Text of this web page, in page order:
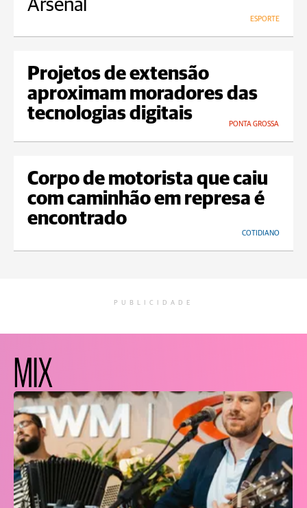
Arsenal
ESPORTE
Projetos de extensão
aproximam moradores das
tecnologias digitais
PONTA GROSSA
Corpo de motorista que caiu
com caminhão em represa é
encontrado
COTIDIANO
PUBLICIDADE
MIX